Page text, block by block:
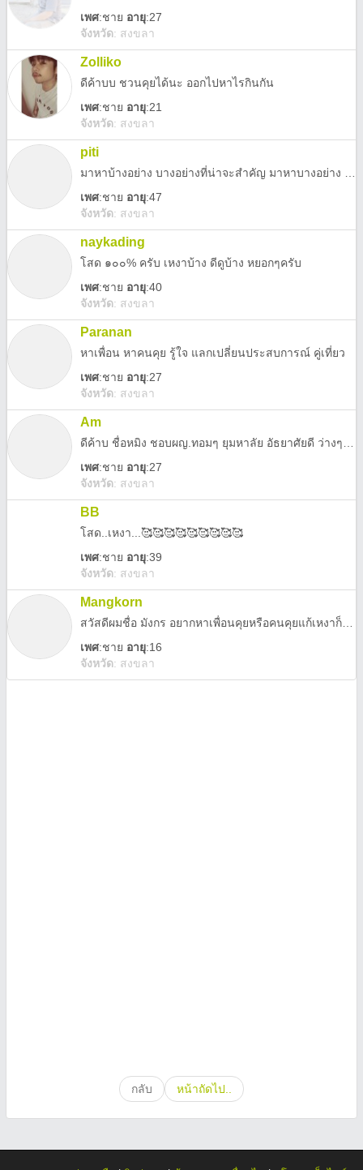
เพศ:ชาย อายุ:27
จังหวัด: สงขลา
Zolliko
ดีค้าบบ ชวนคุยได้นะ ออกไปหาไรกินกัน
เพศ:ชาย อายุ:21
จังหวัด: สงขลา
piti
เพศ:ชาย อายุ:47
จังหวัด: สงขลา
naykading
โสด ๑๐๐% ครับ เหงาบ้าง ดีดูบ้าง หยอกๆครับ
เพศ:ชาย อายุ:40
จังหวัด: สงขลา
Paranan
หาเพื่อน หาคนคุย รู้ใจ แลกเปลี่ยนประสบการณ์ คู่เที่ยว
เพศ:ชาย อายุ:27
จังหวัด: สงขลา
Am
เพศ:ชาย อายุ:27
จังหวัด: สงขลา
BB
โสด..เหงา...🥰🥰🥰🥰🥰🥰🥰🥰🥰
เพศ:ชาย อายุ:39
จังหวัด: สงขลา
Mangkorn
เพศ:ชาย อายุ:16
จังหวัด: สงขลา
กลับ หน้าถัดไป..